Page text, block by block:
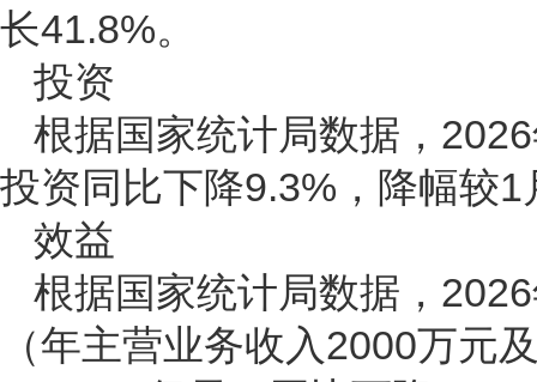
长41.8%。
投资
根据国家统计局数据，
投资同比下降9.3%，降幅较
效益
根据国家统计局数据，
（年主营业务收入2000万元